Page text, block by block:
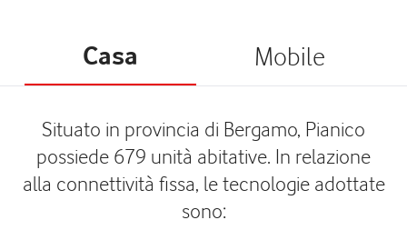
Casa Mobile
Situato in provincia di Bergamo, Pianico
possiede 679 unità abitative. In relazione
alla connettività fissa, le tecnologie adottate
sono: